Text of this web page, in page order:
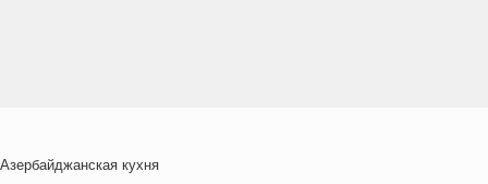
Азербайджанская кухня